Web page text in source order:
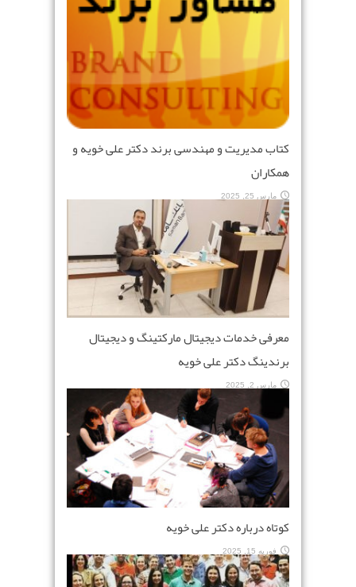
کتاب مدیریت و مهندسی برند دکتر علی خویه و
همکاران
مارس 25, 2025
معرفی خدمات دیجیتال مارکتینگ و دیجیتال
برندینگ دکتر علی خویه
مارس 2, 2025
کوتاه درباره دکتر علی خویه
فوریه 15, 2025